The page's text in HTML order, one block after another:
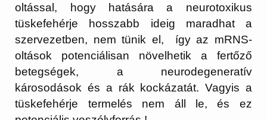
oltással, hogy hatására a neurotoxikus
tüskefehérje hosszabb ideig maradhat a
szervezetben, nem tünik el, így az mRNS-
oltások potenciálisan növelhetik a fertőző
betegségek, a neurodegeneratív
károsodások és a rák kockázatát. Vagyis a
tüskefehérje termelés nem áll le, és ez